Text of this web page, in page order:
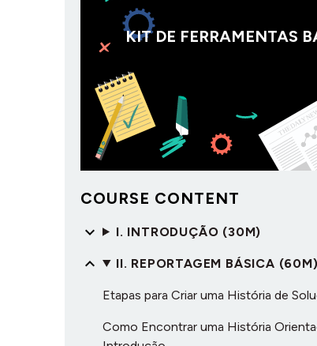
KIT DE FERRAMENTAS
COURSE CONTENT
I. INTRODUÇÃO (30M)
II. REPORTAGEM BÁSICA (60M)
Etapas para Criar uma História de
Como Encontrar uma História